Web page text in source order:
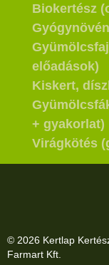
Biokertész
előadások)
Kiskert,
+ gyakorlat)
Virágkötés
© 2026 Kertlap
Farmart Kft.